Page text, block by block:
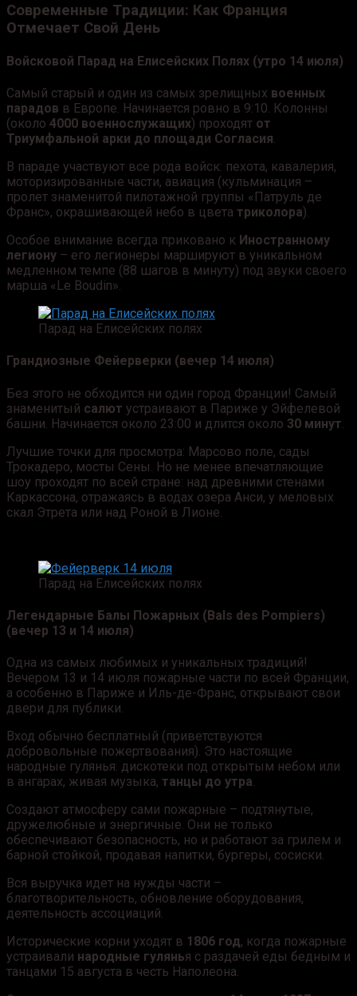
Современные Традиции: Как Франция
Отмечает Свой День
Войсковой Парад на Елисейских Полях (утро 14 июля)
Самый старый и один из самых зрелищных военных
парадов в Европе. Начинается ровно в 9:10. Колонны
(около 4000 военнослужащих) проходят от
Триумфальной арки до площади Согласия.
В параде участвуют все рода войск: пехота, кавалерия,
моторизированные части, авиация (кульминация –
пролет знаменитой пилотажной группы «Патруль де
Франс», окрашивающей небо в цвета триколора).
Особое внимание всегда приковано к Иностранному
легиону – его легионеры маршируют в уникальном
медленном темпе (88 шагов в минуту) под звуки своего
марша «Le Boudin».
Парад на Елисейских полях
Грандиозные Фейерверки (вечер 14 июля)
Без этого не обходится ни один город Франции! Самый
знаменитый салют устраивают в Париже у Эйфелевой
башни. Начинается около 23:00 и длится около 30 минут
Лучшие точки для просмотра: Марсово поле, сады
Трокадеро, мосты Сены. Но не менее впечатляющие
шоу проходят по всей стране: над древними стенами
Каркассона, отражаясь в водах озера Анси, у меловых
скал Этрета или над Роной в Лионе.
Парад на Елисейских полях
Легендарные Балы Пожарных (Bals des Pompiers)
(вечер 13 и 14 июля)
Одна из самых любимых и уникальных традиций!
Вечером 13 и 14 июля пожарные части по всей Франции,
а особенно в Париже и Иль-де-Франс, открывают свои
двери для публики.
Вход обычно бесплатный (приветствуются
добровольные пожертвования). Это настоящие
народные гулянья: дискотеки под открытым небом или
в ангарах, живая музыка, танцы до утра.
Создают атмосферу сами пожарные – подтянутые,
дружелюбные и энергичные. Они не только
обеспечивают безопасность, но и работают за грилем и
барной стойкой, продавая напитки, бургеры, сосиски.
Вся выручка идет на нужды части –
благотворительность, обновление оборудования,
деятельность ассоциаций.
Исторические корни уходят в 1806 год, когда пожарные
устраивали народные гулянья с раздачей еды бедным и
танцами 15 августа в честь Наполеона.